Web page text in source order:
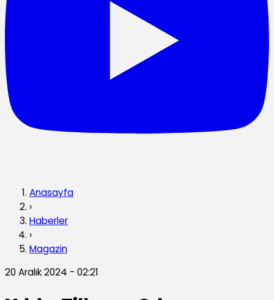
Anasayfa
›
Haberler
›
Magazin
20 Aralık 2024 - 02:21